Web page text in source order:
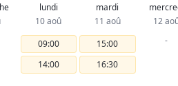
lundi
10 aoû
09:00
14:00
mardi
11 aoû
15:00
16:30
12
-